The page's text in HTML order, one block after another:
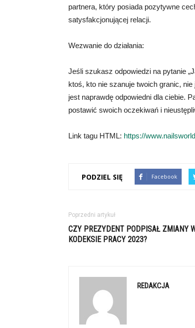
partnera, który posiada pozytywne
satysfakcjonującej relacji.
Wezwanie do działania:
Jeśli szukasz odpowiedzi na pytanie
ktoś, kto nie szanuje twoich granic,
jest naprawdę odpowiedni dla ciebie.
postawić swoich oczekiwań i
Link tagu HTML: https://
PODZIEL SIĘ Facebook
Poprzedni artykuł
CZY PREZYDENT PODPISAŁ ZMIANY
KODEKSIE PRACY 2023?
REDAKCJA